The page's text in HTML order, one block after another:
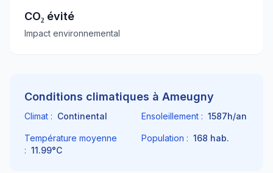
CO₂ évité
Impact environnemental
Conditions climatiques à Ameugny
Climat : Continental Ensoleillement : 1587h/an
Température moyenne
: 11.99°C
Population : 168 hab.